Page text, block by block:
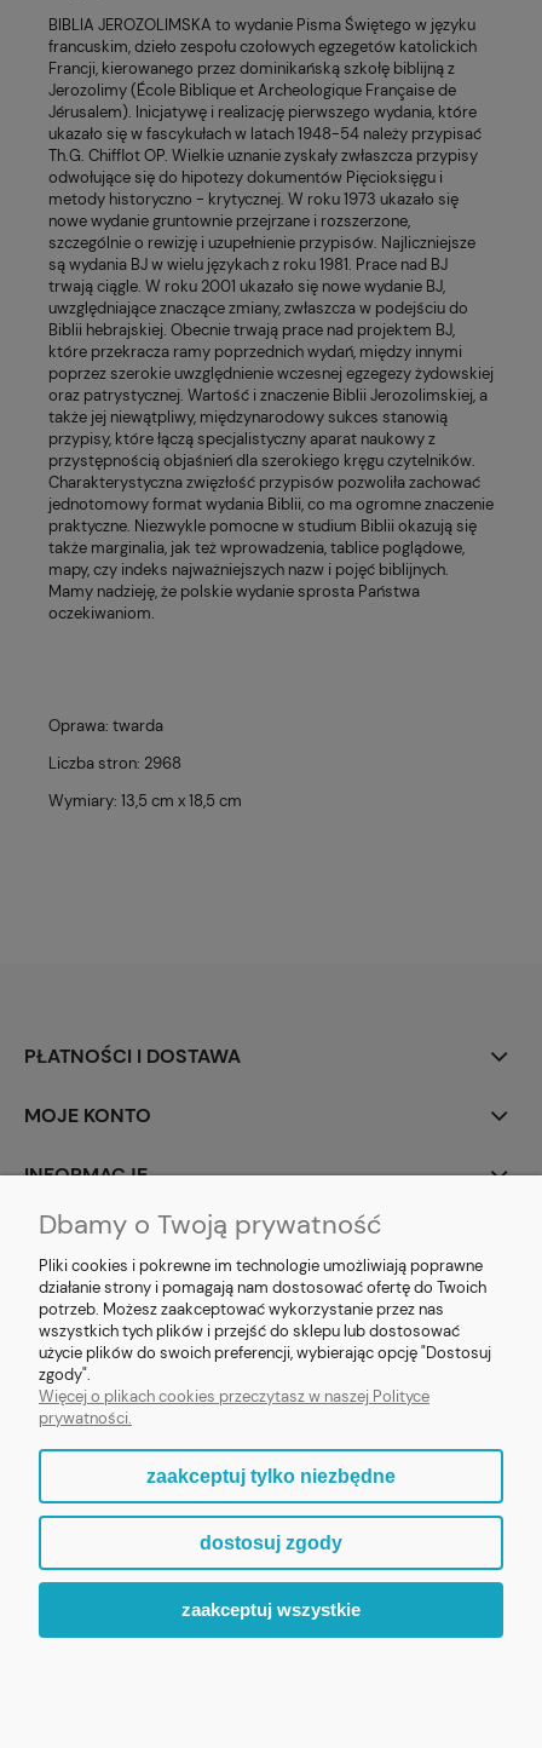
BIBLIA JEROZOLIMSKA to wydanie Pisma Świętego w języku
francuskim, dzieło zespołu czołowych egzegetów katolickich
Francji, kierowanego przez dominikańską szkołę biblijną z
Jerozolimy (École Biblique et Archeologique Française de
Jérusalem). Inicjatywę i realizację pierwszego wydania, które
ukazało się w fascykułach w latach 1948-54 należy przypisać
Th.G. Chifflot OP. Wielkie uznanie zyskały zwłaszcza przypisy
odwołujące się do hipotezy dokumentów Pięcioksięgu i
metody historyczno - krytycznej. W roku 1973 ukazało się
nowe wydanie gruntownie przejrzane i rozszerzone,
szczególnie o rewizję i uzupełnienie przypisów. Najliczniejsze
są wydania BJ w wielu językach z roku 1981. Prace nad BJ
trwają ciągle. W roku 2001 ukazało się nowe wydanie BJ,
uwzględniające znaczące zmiany, zwłaszcza w podejściu do
Biblii hebrajskiej. Obecnie trwają prace nad projektem BJ,
które przekracza ramy poprzednich wydań, między innymi
poprzez szerokie uwzględnienie wczesnej egzegezy żydowskiej
oraz patrystycznej. Wartość i znaczenie Biblii Jerozolimskiej, a
także jej niewątpliwy, międzynarodowy sukces stanowią
przypisy, które łączą specjalistyczny aparat naukowy z
przystępnością objaśnień dla szerokiego kręgu czytelników.
Charakterystyczna zwięzłość przypisów pozwoliła zachować
jednotomowy format wydania Biblii, co ma ogromne znaczenie
praktyczne. Niezwykle pomocne w studium Biblii okazują się
także marginalia, jak też wprowadzenia, tablice poglądowe,
mapy, czy indeks najważniejszych nazw i pojęć biblijnych.
Mamy nadzieję, że polskie wydanie sprosta Państwa
oczekiwaniom.
Oprawa: twarda
Liczba stron: 2968
Wymiary: 13,5 cm x 18,5 cm
PŁATNOŚCI I DOSTAWA
MOJE KONTO
INFORMACJE
SOCIAL MEDIA
E-prezent.org|sprzedaz@e-prezent.org.pl| Tel.:511546060| NIP:
1133029322 | REGON: 388212193 | Skaryszewska 12, 03-802 Warszawa
© 2021 Księgarnia PREZENT
Sklep internetowy Shoper.pl
Dbamy o Twoją prywatność
Pliki cookies i pokrewne im technologie umożliwiają poprawne
działanie strony i pomagają nam dostosować ofertę do Twoich
potrzeb. Możesz zaakceptować wykorzystanie przez nas
wszystkich tych plików i przejść do sklepu lub dostosować
użycie plików do swoich preferencji, wybierając opcję "Dostosuj
zgody".
Więcej o plikach cookies przeczytasz w naszej Polityce
prywatności.
zaakceptuj tylko niezbędne
dostosuj zgody
zaakceptuj wszystkie